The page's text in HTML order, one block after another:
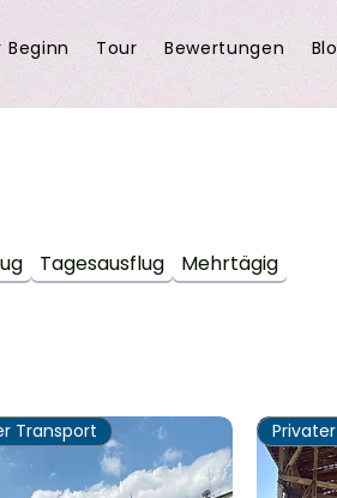
Beginn Tour Bewertungen
Tagesausflug Mehrtägig
Transport